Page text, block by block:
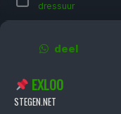
dressuur
deel
EXLOO
STEGEN.NET